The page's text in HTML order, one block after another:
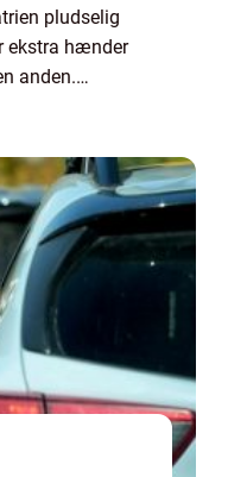
pludselig
ekstra hænder
anden.